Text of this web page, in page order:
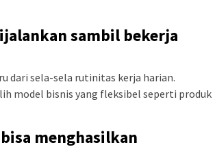
sambil bekerja
dari sela-sela rutinitas kerja harian.
model bisnis yang fleksibel seperti produk
menghasilkan